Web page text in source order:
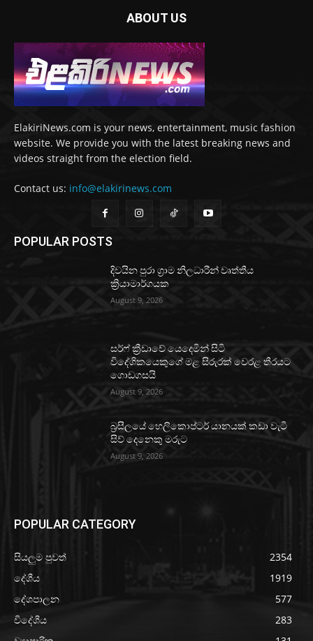
ABOUT US
ElakiriNews.com is your news, entertainment, music fashion
website. We provide you with the latest breaking news and
videos straight from the election field.
Contact us: info@elakirinews.com
POPULAR POSTS
දිවයින පුරා ග්‍රාම නිලධාරීන් වෘත්තීය
ක්‍රියාමාර්ගයක
August 9, 2026
සර්ෆ් ක්‍රීඩාවේ යෙදෙමින් සිටි
විදේශිකයෙකුගේ මළ සිරුරක් වෙරළ තීරයට
ගොඩගසයි
August 9, 2026
බ්‍රසීලයේ හෙලිකොප්ටර් යානයක් කඩා වැටී
සිව් දෙනෙකු මරුට
August 9, 2026
POPULAR CATEGORY
සියලුම පුවත්
2354
දේශීය
1919
දේශපාලන
577
විදේශීය
283